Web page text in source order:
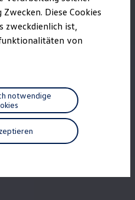
Zubehör
finden
Login und Shop
verbinden
Diese Cookies
zweckdienlich ist,
von
notwendige